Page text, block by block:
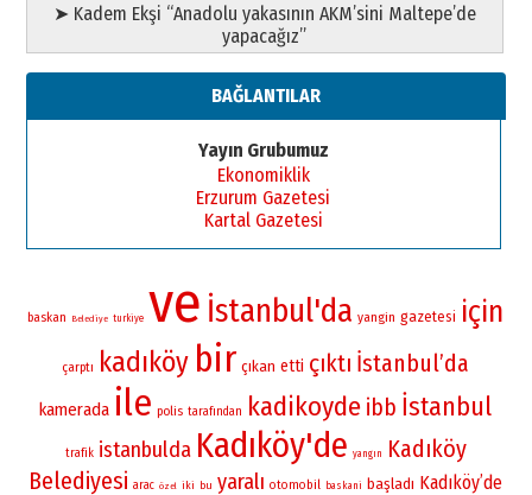
➤ Kadem Ekşi “Anadolu yakasının AKM’sini Maltepe’de
yapacağız”
BAĞLANTILAR
Yayın Grubumuz
Ekonomiklik
Erzurum Gazetesi
Kartal Gazetesi
baskan Belediye turkiye ve İstanbul'da yangin gazetesi için
çarptı kadıköy bir çıkan etti çıktı İstanbul’da
kamerada ile polis tarafından kadikoyde ibb İstanbul
trafik istanbulda Kadıköy'de yangın
Kadıköy
Belediyesi arac özel iki bu yaralı otomobil baskani başladı Kadıköy’de